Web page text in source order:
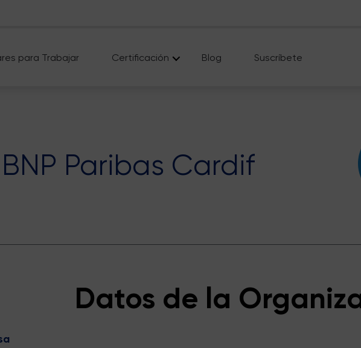
para Trabajar Certificación Blog Suscríbete
BNP Paribas Cardif
Datos de la